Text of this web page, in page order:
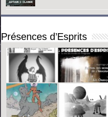
Présences d’Esprits